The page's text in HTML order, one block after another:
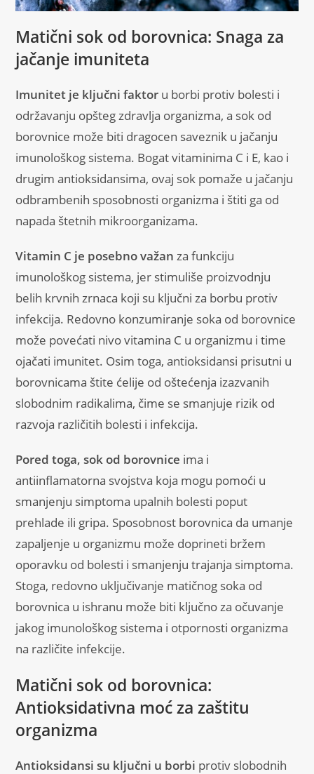
Matični sok od borovnica: Snaga za
jačanje imuniteta
Imunitet je ključni faktor u borbi protiv bolesti i
održavanju opšteg zdravlja organizma, a sok od
borovnice može biti dragocen saveznik u jačanju
imunološkog sistema. Bogat vitaminima C i E, kao i
drugim antioksidansima, ovaj sok pomaže u jačanju
odbrambenih sposobnosti organizma i štiti ga od
napada štetnih mikroorganizama.
Vitamin C je posebno važanza funkciju
imunološkog sistema, jer stimuliše proizvodnju
belih krvnih zrnaca koji su ključni za borbu protiv
infekcija. Redovno konzumiranje soka od borovnice
može povećati nivo vitamina C u organizmu i time
ojačati imunitet. Osim toga, antioksidansi prisutni u
borovnicama štite ćelije od oštećenja izazvanih
slobodnim radikalima, čime se smanjuje rizik od
razvoja različitih bolesti i infekcija.
Pored toga, sok od borovnice ima i
antiinflamatorna svojstva koja mogu pomoći u
smanjenju simptoma upalnih bolesti poput
prehlade ili gripa. Sposobnost borovnica da umanje
zapaljenje u organizmu može doprineti bržem
oporavku od bolesti i smanjenju trajanja simptoma.
Stoga, redovno uključivanje matičnog soka od
borovnica u ishranu može biti ključno za očuvanje
jakog imunološkog sistema i otpornosti organizma
na različite infekcije.
Matični sok od borovnica:
Antioksidativna moć za zaštitu
organizma
Antioksidansi su ključni u borbi protiv slobodnih